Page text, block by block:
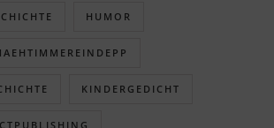
HUMOR
KINDERGEDICHT